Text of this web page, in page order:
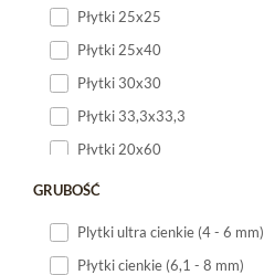
Płytki 25x25
Płytki 25x40
Płytki 30x30
Płytki 33,3x33,3
Płytki 20x60
Płytki 20x120
GRUBOŚĆ
Plytki ultra cienkie (4 - 6 mm)
Płytki cienkie (6,1 - 8 mm)